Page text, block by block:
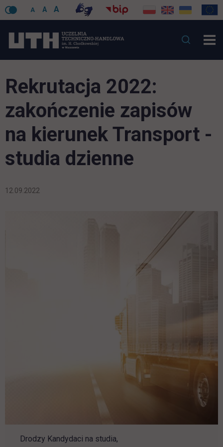
A A A
Rekrutacja 2022:
zakończenie zapisów
na kierunek Transport -
studia dzienne
12.09.2022
Drodzy Kandydaci na studia,